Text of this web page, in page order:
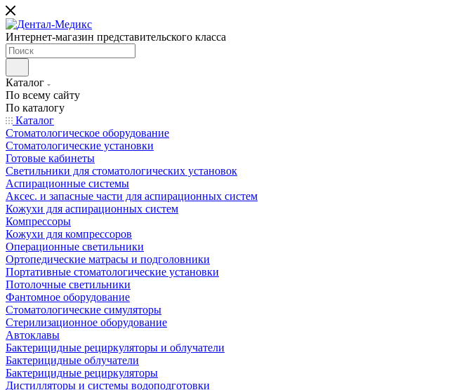
Интернет-магазин представительского класса
Каталог
По всему сайту
По каталогу
Каталог
Стоматологическое оборудование
Стоматологические установки
Готовые кабинеты
Светильники для стоматологических установок
Аспирационные системы
Аксес. и запасные части для аспирационных систем
Кожухи для аспирационных систем
Компрессоры
Кожухи для компрессоров
Операционные светильники
Ортопедические матрасы и подголовники
Портативные стоматологические установки
Потолочные светильники
Фантомное оборудование
Стоматологические симуляторы
Стерилизационное оборудование
Автоклавы
Бактерицидные рециркуляторы и облучатели
Бактерицидные облучатели
Бактерицидные рециркуляторы
Дистилляторы и системы водоподготовки